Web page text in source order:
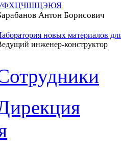
ФХЦЧШЩЭЮЯ
Антон Борисович
новых материалов
инженер-конструктор